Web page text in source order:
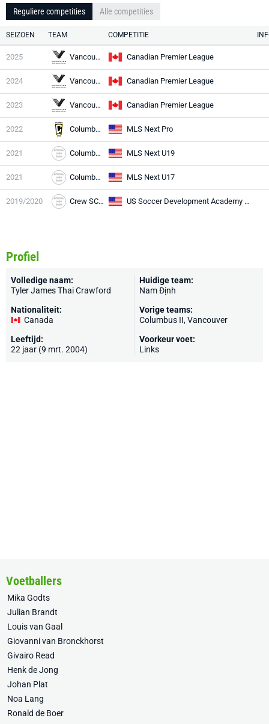
Reguliere competities Alle competities
SEIZOEN TEAM COMPETITIE
2025 Vancouver Canadian Premier League
2024 Vancouver Canadian Premier League
2023 Vancouver Canadian Premier League
2022 Columbus II MLS Next Pro
2021 Columbus Crew MLS Next U19
2021 Columbus Crew MLS Next U17
2019/2020 Crew SC Acad. US Soccer Development Academy U16/17
Profiel
Volledige naam:
Tyler James Thai Crawford
Nationaliteit:
Canada
Leeftijd:
22 jaar (9 mrt. 2004)
Huidige team:
Nam Định
Vorige teams:
Columbus II, Vancouver
Voorkeur voet:
Links
Voetballers
Mika Godts
Julian Brandt
Louis van Gaal
Giovanni van Bronckhorst
Givairo Read
Henk de Jong
Johan Plat
Noa Lang
Ronald de Boer